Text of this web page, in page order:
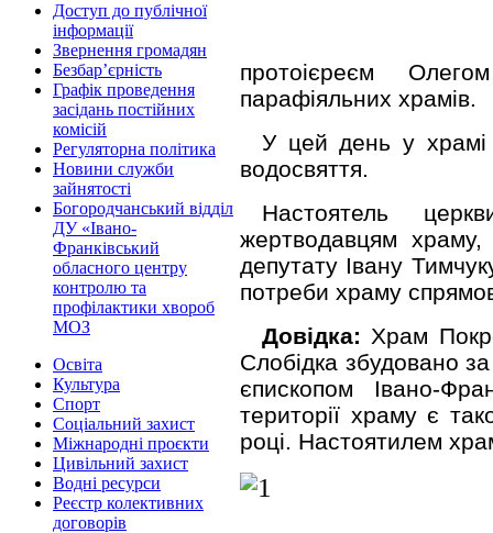
Доступ до публічної
інформації
Звернення громадян
Безбар’єрність
Графік проведення
засідань постійних
комісій
Регуляторна політика
Новини служби
зайнятості
Богородчанський відділ
ДУ «Івано-
Франківський
обласного центру
контролю та
профілактики хвороб
МОЗ
Освіта
Культура
Спорт
Соціальний захист
Міжнародні проєкти
Цивільний захист
Водні ресурси
Реєстр колективних
договорів
протоієреєм
парафіяльних храмів.
У цей день у храмі
водосвяття.
Настоятель
жертводавцям храму,
депутату Івану
потреби храму
Довідка: Храм
Слобідка збудовано
єпископом Івано-
території храму є
році. Настоятилем